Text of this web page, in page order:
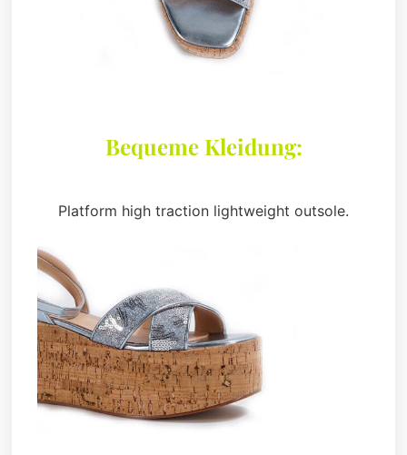
Bequeme Kleidung:
Platform high traction lightweight outsole.